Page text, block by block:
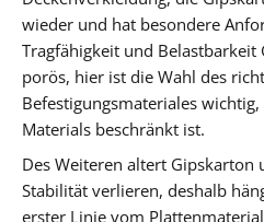
wieder und hat besondere
Tragfähigkeit und
porös, hier ist die Wahl des
Befestigungsmateriales
Materials beschränkt ist.
Des Weiteren altert Gipskarton
Stabilität verlieren, deshalb
erster Linie vom